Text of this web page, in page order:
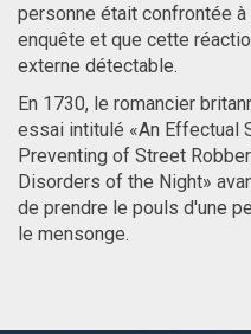
personne était confrontée
enquête et que cette
externe détectable.
En 1730, le romancier
essai intitulé «An Effectual
Preventing of Street
Disorders of the Night»
de prendre le pouls d'une
le mensonge.